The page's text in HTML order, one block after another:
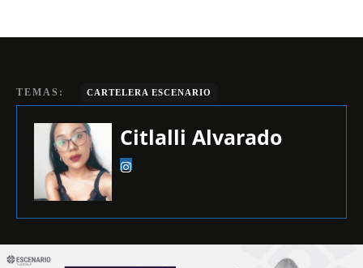
TEMAS: CARTELERA ESCENARIO
Citlalli Alvarado